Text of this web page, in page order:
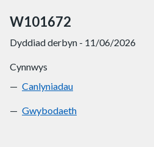
W101672
Dyddiad derbyn - 11/06/2026
Cynnwys
W101672
Canlyniadau
W101672
Gwybodaeth